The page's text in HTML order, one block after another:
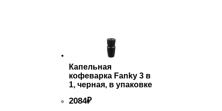
Капельная
кофеварка Fanky 3 в
1, черная, в упаковке
2084₽